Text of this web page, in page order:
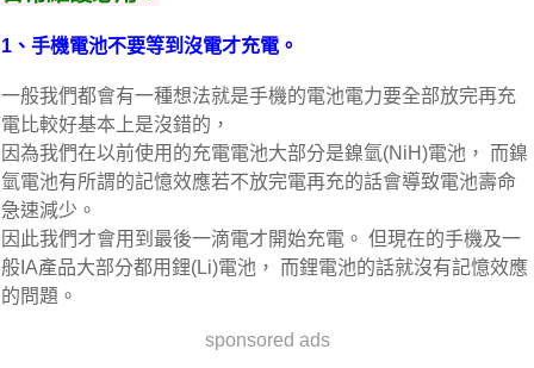
1、手機電池不要等到沒電才充電。
一般我們都會有一種想法就是手機的電池電力要全部放完再充
電比較好基本上是沒錯的，
因為我們在以前使用的充電電池大部分是鎳氫(NiH)電池， 而鎳
氫電池有所謂的記憶效應若不放完電再充的話會導致電池壽命
急速減少。
因此我們才會用到最後一滴電才開始充電。 但現在的手機及一
般IA產品大部分都用鋰(Li)電池， 而鋰電池的話就沒有記憶效應
的問題。
sponsored ads